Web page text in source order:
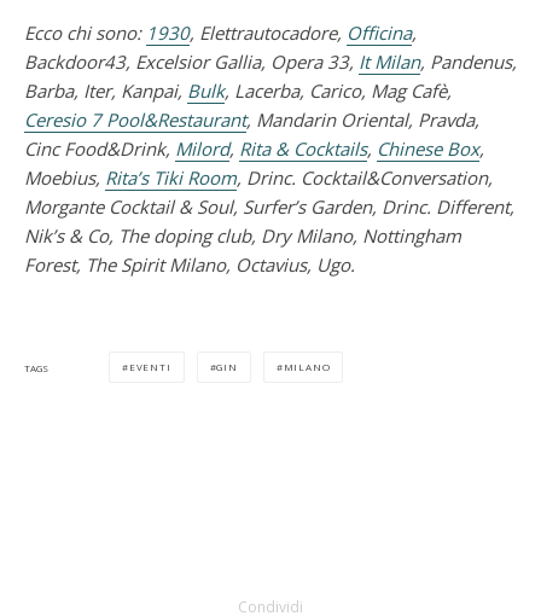
Ecco chi sono: 1930, Elettrautocadore, Officina,
Backdoor43, Excelsior Gallia, Opera 33, It Milan, Pandenus,
Barba, Iter, Kanpai, Bulk, Lacerba, Carico, Mag Cafè,
Ceresio 7 Pool&Restaurant, Mandarin Oriental, Pravda,
Cinc Food&Drink, Milord, Rita & Cocktails, Chinese Box,
Moebius, Rita’s Tiki Room, Drinc. Cocktail&Conversation,
Morgante Cocktail & Soul, Surfer’s Garden, Drinc. Different,
Nik’s & Co, The doping club, Dry Milano, Nottingham
Forest, The Spirit Milano, Octavius, Ugo.
TAGS EVENTI GIN MILANO
Condividi